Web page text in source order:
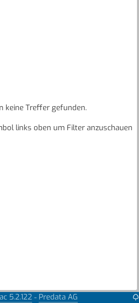
keine Treffer gefunden.
links oben um Filter anzuschauen
5.2.122 - Predata AG